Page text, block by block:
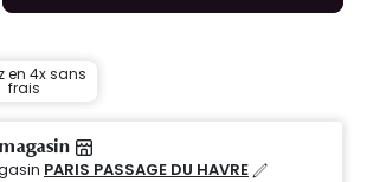
en 4x sans
frais
PARIS PASSAGE DU HAVRE